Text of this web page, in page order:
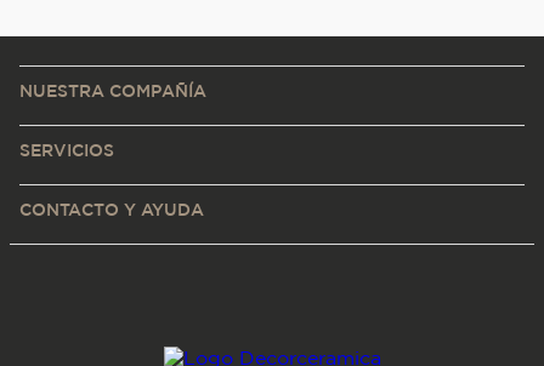
NUESTRA COMPAÑÍA
SERVICIOS
CONTACTO Y AYUDA